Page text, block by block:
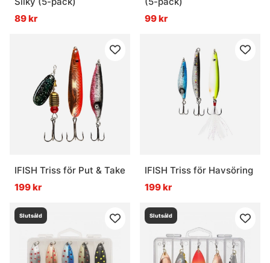
89 kr
99 kr
IFISH Triss för Put & Take
199 kr
IFISH Triss för Havsöring
199 kr
Slutsåld Slutsåld